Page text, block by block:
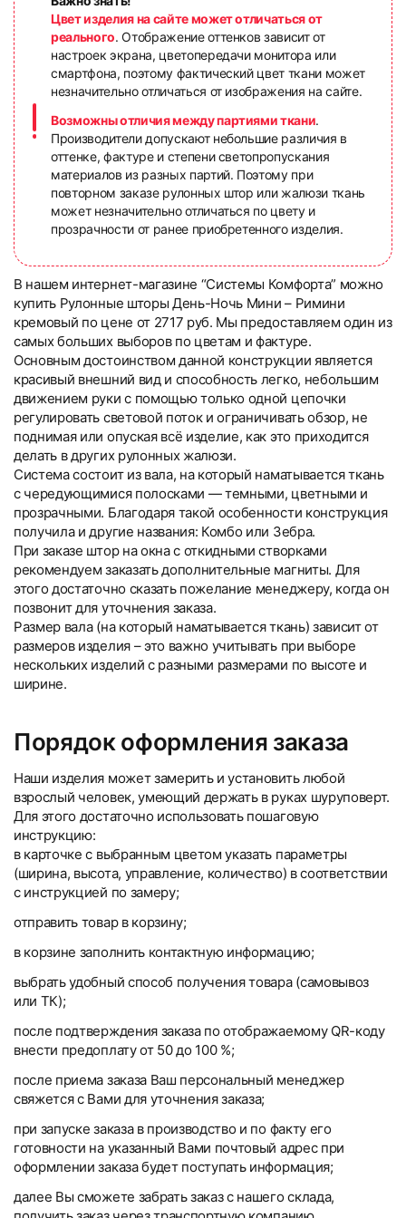
Цвет изделия на сайте может отличаться от
реального. Отображение оттенков зависит от
настроек экрана, цветопередачи монитора или
смартфона, поэтому фактический цвет ткани может
незначительно отличаться от изображения на сайте.
Возможны отличия между партиями ткани.
Производители допускают небольшие различия в
оттенке, фактуре и степени светопропускания
материалов из разных партий. Поэтому при
повторном заказе рулонных штор или жалюзи ткань
может незначительно отличаться по цвету и
прозрачности от ранее приобретенного изделия.
В нашем интернет-магазине “Системы Комфорта” можно
купить Рулонные шторы День-Ночь Мини – Римини
кремовый по цене от 2717 руб. Мы предоставляем один из
самых больших выборов по цветам и фактуре.
Основным достоинством данной конструкции является
красивый внешний вид и способность легко, небольшим
движением руки с помощью только одной цепочки
регулировать световой поток и ограничивать обзор, не
поднимая или опуская всё изделие, как это приходится
делать в других рулонных жалюзи.
Система состоит из вала, на который наматывается ткань
с чередующимися полосками — темными, цветными и
прозрачными. Благодаря такой особенности конструкция
получила и другие названия: Комбо или Зебра.
При заказе штор на окна с откидными створками
рекомендуем заказать дополнительные магниты. Для
этого достаточно сказать пожелание менеджеру, когда он
позвонит для уточнения заказа.
Размер вала (на который наматывается ткань) зависит от
размеров изделия – это важно учитывать при выборе
нескольких изделий с разными размерами по высоте и
ширине.
Порядок оформления заказа
Наши изделия может замерить и установить любой
взрослый человек, умеющий держать в руках шуруповерт.
Для этого достаточно использовать пошаговую
инструкцию:
в карточке с выбранным цветом указать параметры
(ширина, высота, управление, количество) в соответствии
с инструкцией по замеру;
отправить товар в корзину;
в корзине заполнить контактную информацию;
выбрать удобный способ получения товара (самовывоз
или ТК);
после подтверждения заказа по отображаемому QR-коду
внести предоплату от 50 до 100 %;
после приема заказа Ваш персональный менеджер
свяжется с Вами для уточнения заказа;
при запуске заказа в производство и по факту его
готовности на указанный Вами почтовый адрес при
оформлении заказа будет поступать информация;
далее Вы сможете забрать заказ с нашего склада,